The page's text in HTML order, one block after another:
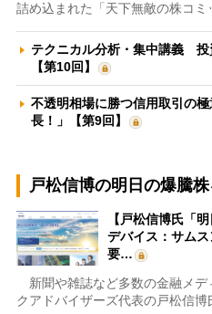
詰め込まれた「天下無敵の株コ
テクニカル分析・集中講義 投
【第10回】
不透明相場に勝つ信用取引の
長！」【第9回】
戸松信博の明日の爆騰株
【戸松信博氏「
デバイス：サム
要…
新聞や雑誌など多数の金融メデ
クアドバイザーズ代表の戸松信